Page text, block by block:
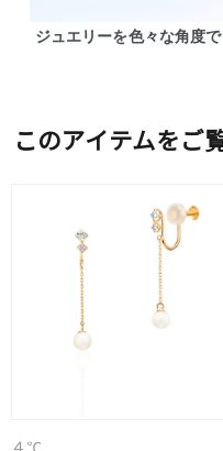
ジュエリーを色々な角度で
このアイテムをご